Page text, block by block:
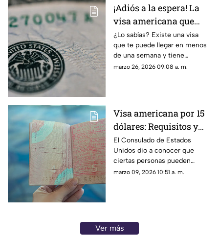
trámites de visa.
¡Adiós a la espera! La
visa americana que
puedes recibir en
menos de 7 días y tiene
vigencia de 10 años
¿Lo sabías? Existe una visa
que te puede llegar en menos
de una semana y tiene
vigencia de 10 años. Te
marzo 26, 2026 09:08 a. m.
Visa americana por 15
dólares: Requisitos y
quiénes pueden
tramitarla en 2026
El Consulado de Estados
Unidos dio a conocer que
ciertas personas pueden
tramitar su visa por 15 dólares
marzo 09, 2026 10:51 a. m.
Ver más